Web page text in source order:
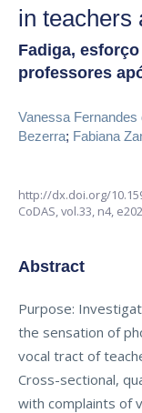
in teachers
Fadiga,
professores
Vanessa Fernandes
Bezerra; Fabiana
http://dx.doi.org/
CoDAS,vol.33, n4,
Abstract
Purpose:
the sensation of
vocal tract of
Cross-sectional,
with complaints of